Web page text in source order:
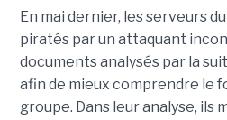
En mai dernier, les serveurs
piratés par un attaquant
documents analysés par la
afin de mieux comprendre le
groupe. Dans leur analyse, ils